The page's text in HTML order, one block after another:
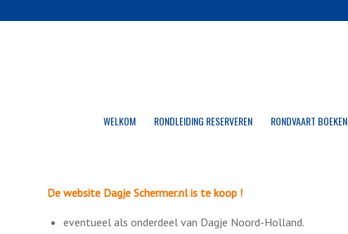
WELKOM RONDLEIDING RESERVEREN RONDVAART BOEKEN
De website Dagje Schermer.nl is te koop !
eventueel als onderdeel van Dagje Noord-Holland.